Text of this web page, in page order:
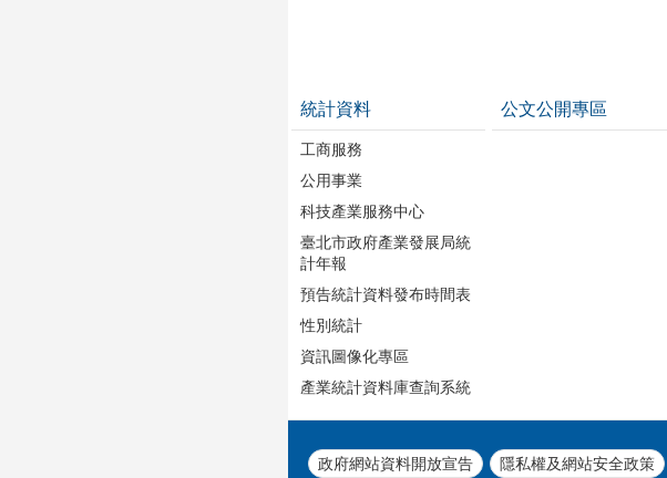
統計資料
工商服務
公用事業
科技產業服務中心
臺北市政府產業發展局統
計年報
預告統計資料發布時間表
性別統計
資訊圖像化專區
產業統計資料庫查詢系統
公文公開專區
政府網站資料開放宣告 隱私權及網站安全政策